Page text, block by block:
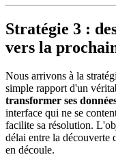
Stratégie 3 :
vers la
Nous arrivons à la
simple rapport d'un
transformer ses
interface qui ne se
facilite sa résolution.
délai entre la
en découle.